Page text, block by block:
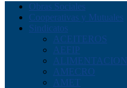
Obras Sociales
Cooperativas y Mutuales
Sindicatos
ACEITEROS
AEFIP
ALIMENTACION
AMECRO
AMET